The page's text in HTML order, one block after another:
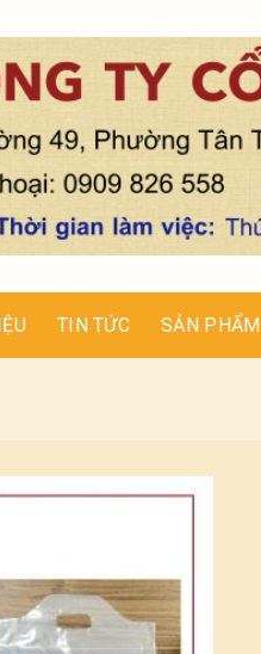
TIN TỨC SẢN PHẨM